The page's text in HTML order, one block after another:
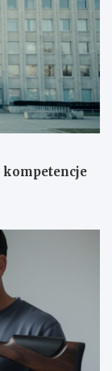
kompetencje